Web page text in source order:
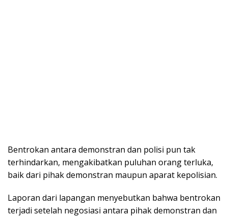
Bentrokan antara demonstran dan polisi pun tak
terhindarkan, mengakibatkan puluhan orang terluka,
baik dari pihak demonstran maupun aparat kepolisian.
Laporan dari lapangan menyebutkan bahwa bentrokan
terjadi setelah negosiasi antara pihak demonstran dan